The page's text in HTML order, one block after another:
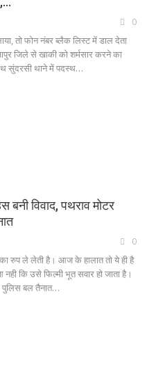
0
तो फोन नंबर ब्लैक लिस्ट में डाल देता
जिले से खाकी को शर्मसार करने का
सुंदरसी थाने में पदस्थ…
बनी विवाद, पथराव मोटर
0
का रुप ले लेती है। आज के हालात तो ये ही है
कि उसे फिल्मी भूत सवार हो जाता है।
पुलिस बल तैनात…